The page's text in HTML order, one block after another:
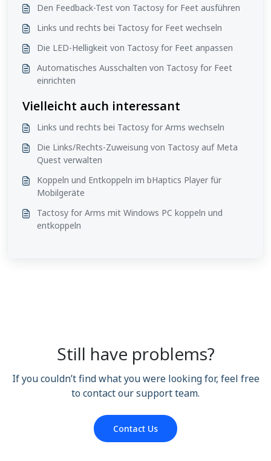
Den Feedback-Test von Tactosy for Feet ausführen
Links und rechts bei Tactosy for Feet wechseln
Die LED-Helligkeit von Tactosy for Feet anpassen
Automatisches Ausschalten von Tactosy for Feet
einrichten
Vielleicht auch interessant
Links und rechts bei Tactosy for Arms wechseln
Die Links/Rechts-Zuweisung von Tactosy auf Meta
Quest verwalten
Koppeln und Entkoppeln im bHaptics Player für
Mobilgeräte
Tactosy for Arms mit Windows PC koppeln und
entkoppeln
Still have problems?
If you couldn’t find what you were looking for, feel free
to contact our support team.